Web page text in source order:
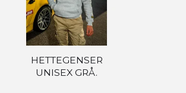
HETTEGENSER
UNISEX GRÅ.